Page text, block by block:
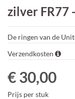
zilver FR77
De ringen van de
Verzendkosten
€ 30,00
Prijs per stuk